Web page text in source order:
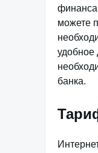
можете
удобное
банка.